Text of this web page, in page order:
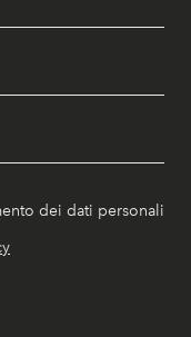
dei dati personali